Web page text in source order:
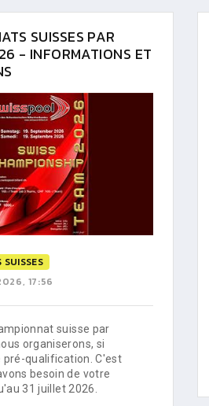
SUISSES PAR
- INFORMATIONS ET
SUISSES
17:56
suisse par
organiserons, si
pré-qualification. C'est
besoin de votre
31 juillet 2026.